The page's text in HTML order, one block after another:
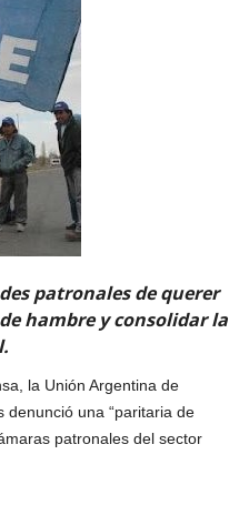
patronales de querer
hambre y consolidar la
la Unión Argentina de
denunció una “paritaria de
patronales del sector